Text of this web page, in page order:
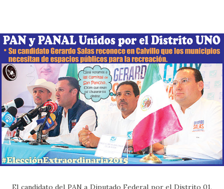
El candidato del PAN a Diputado Federal por el Distrito 01,